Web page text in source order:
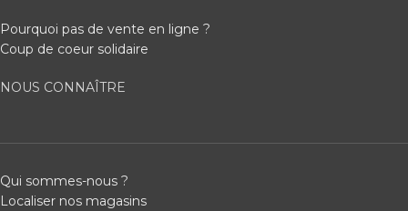
Pourquoi pas de vente en ligne ?
Coup de coeur solidaire
NOUS CONNAÎTRE
Qui sommes-nous ?
Localiser nos magasins